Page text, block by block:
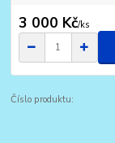
3 000 Kč/ks
Číslo produktu: